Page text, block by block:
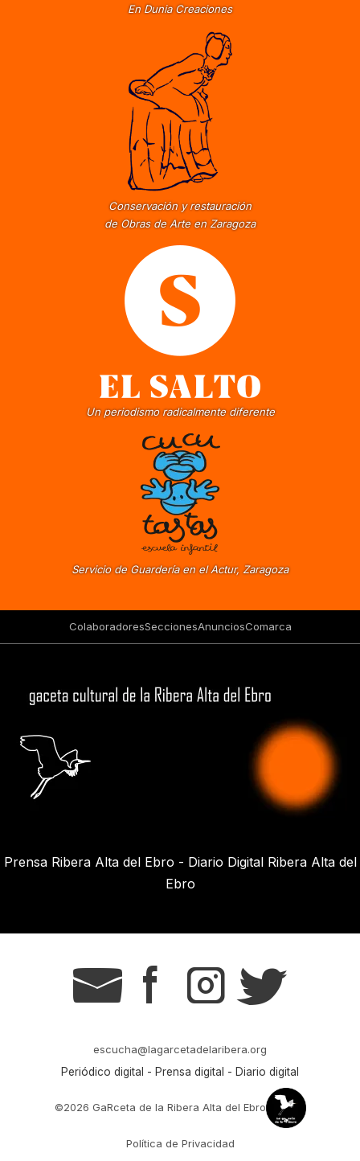
En Dunia Creaciones
Conservación y restauración
de Obras de Arte en Zaragoza
Un periodismo radicalmente diferente
Servicio de Guardería en el Actur, Zaragoza
ColaboradoresSeccionesAnunciosComarca
Prensa Ribera Alta del Ebro - Diario Digital Ribera Alta del
Ebro
g s t r
escucha@lagarcetadelaribera.org
Periódico digital - Prensa digital - Diario digital
©2026 GaRceta de la Ribera Alta del Ebro
Política de Privacidad